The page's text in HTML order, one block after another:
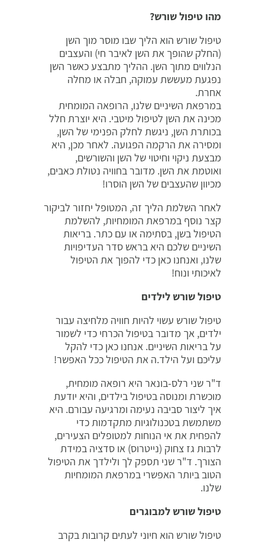
מהו טיפול שורש?
טיפול שורש הוא הליך שבו מוסר מוך השן
(החלק שהופך את השן לאיבר חי) והעצבים
הנלווים מתוך השן. ההליך מתבצע כאשר השן
נפגעת מעששת עמוקה, חבלה או מחלה
אחרת.
במרפאת השיניים שלנו, הרופאה המומחית
מכינה את השן לטיפול מיטבי. היא יוצרת חלל
בכותרת השן, ניגשת לחלק הפנימי של השן,
ומסירה את הרקמה הפגועה. לאחר מכן, היא
מבצעת ניקוי וחיטוי של השן והשורשים,
ואוטמת את השן. מדובר בחוויה נטולת כאבים,
מכיוון שהעצבים של השן הוסרו!
לאחר השלמת הליך זה, המטופל יחזור לביקור
קצר נוסף במרפאת המומחיות, להשלמת
הטיפול בשן, בסתימה או עם כתר. בריאות
השיניים שלכם היא בראש סדר העדיפויות
שלנו, ואנחנו כאן כדי להפוך את הטיפול
לאיכותי ונוח!
טיפול שורש לילדים
טיפול שורש עשוי להיות חוויה מלחיצה עבור
ילדים, אך מדובר בטיפול הכרחי כדי לשמור
על בריאות השיניים. אנחנו כאן כדי להקל
עליכם ועל הילד.ה את הטיפול ככל האפשר!
ד"ר שני רלס-בונאר היא רופאה מומחית,
מוכשרת ומנוסה בטיפול בילדים, והיא יודעת
איך ליצור סביבה נעימה ומרגיעה עבורם. היא
משתמשת בטכנולוגיות מתקדמות כדי
להפחית את אי הנוחות למטופלים הצעירים,
לרבות גז צחוק (נייטרוס) או סדציה במידת
הצורך. ד"ר שני תספק לך ולילדך את הטיפול
הטוב ביותר האפשרי במרפאת המומחיות
שלנו.
טיפול שורש למבוגרים
טיפול שורש הוא חיוני לעתים קרובות בקרב